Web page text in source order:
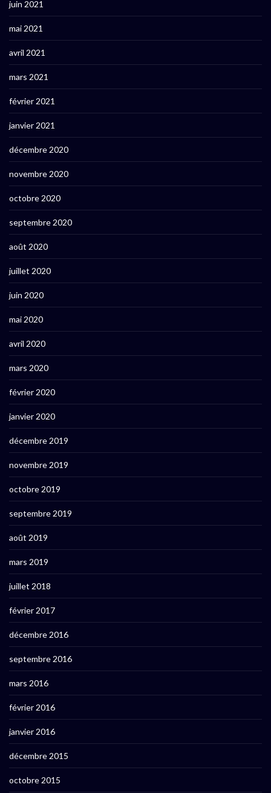
juin 2021
mai 2021
avril 2021
mars 2021
février 2021
janvier 2021
décembre 2020
novembre 2020
octobre 2020
septembre 2020
août 2020
juillet 2020
juin 2020
mai 2020
avril 2020
mars 2020
février 2020
janvier 2020
décembre 2019
novembre 2019
octobre 2019
septembre 2019
août 2019
mars 2019
juillet 2018
février 2017
décembre 2016
septembre 2016
mars 2016
février 2016
janvier 2016
décembre 2015
octobre 2015